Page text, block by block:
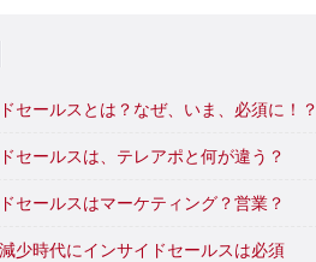
セールスとは？なぜ、いま、必須に！？
セールスは、テレアポと何が違う？
セールスはマーケティング？営業？
少時代にインサイドセールスは必須